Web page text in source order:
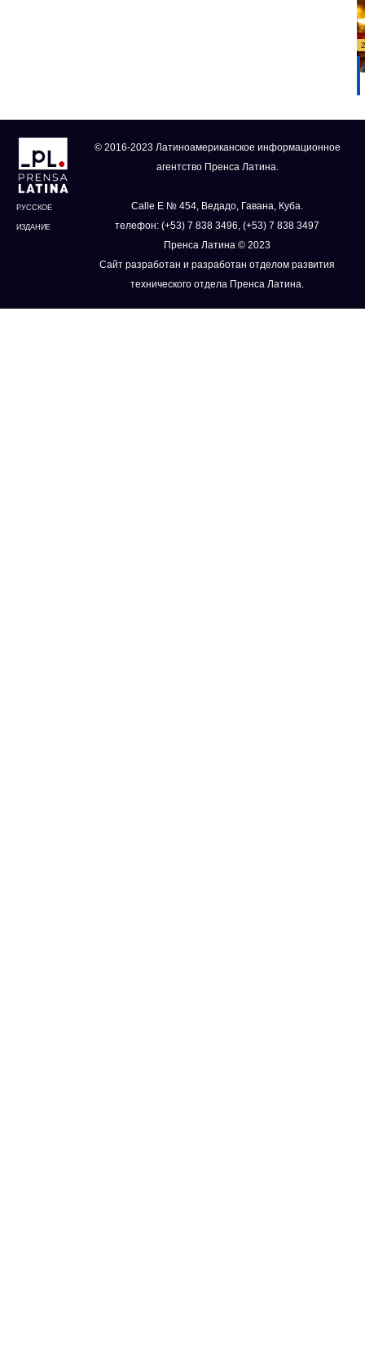
РУССКОЕ
ИЗДАНИЕ
© 2016-2023 Латиноамериканское информационное
агентство Пренса Латина.
Calle E № 454, Ведадо, Гавана, Куба.
телефон: (+53) 7 838 3496, (+53) 7 838 3497
Пренса Латина © 2023
Сайт разработан и разработан отделом развития
технического отдела Пренса Латина.